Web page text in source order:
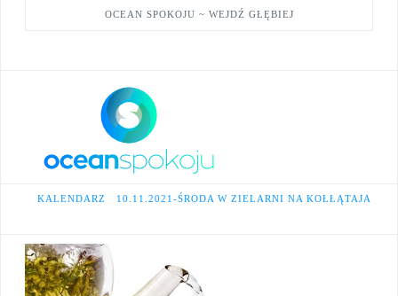
OCEAN SPOKOJU ~ WEJDŹ GŁĘBIEJ
HOME
KALENDARZ 10.11.2021-ŚRODA W ZIELARNI NA KOŁŁĄTAJA